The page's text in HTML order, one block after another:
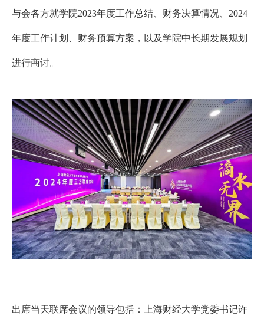
与会各方就学院2023年度工作总结、财务决算情况、 2024
年度工作计划、财务预算方案，以及学院中长期发展规划
进行商讨。
出席当天联席会议的领导包括：上海财经大学党委书记许